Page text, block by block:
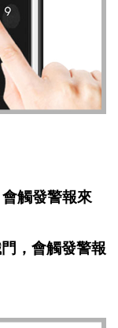
觸發警報來
，會觸發警報